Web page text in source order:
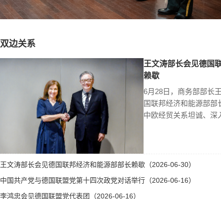
双边关系
王文涛部长会见德国
赖歇
6月28日，商务部部长
国联邦经济和能源部
中欧经贸关系坦诚、深
王文涛部长会见德国联邦经济和能源部部长赖歇（2026-06-30）
中国共产党与德国联盟党第十四次政党对话举行（2026-06-16）
李鸿忠会见德国联盟党代表团（2026-06-16）